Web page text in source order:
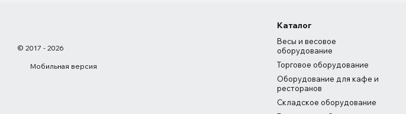
© 2017 - 2026
Мобильная версия
Каталог
Весы и весовое
оборудование
Торговое оборудование
Оборудование для кафе и
ресторанов
Складское оборудование